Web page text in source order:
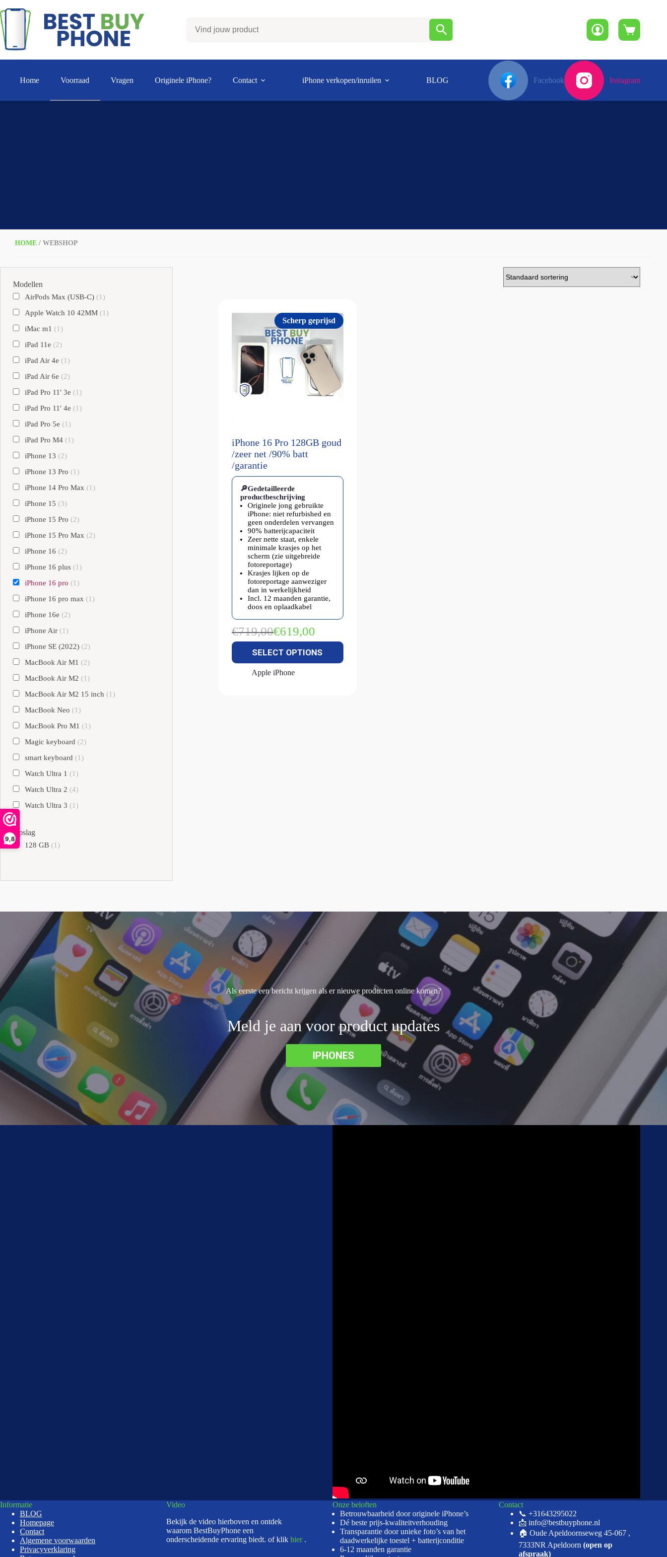
9,8
naar
de
inhoud
Winkelwagen
Home Voorraad Vragen Originele iPhone? Contact iPhone verkopen/inruilen BLOG Facebook Instagram
HOME / WEBSHOP
Scherp geprijsd
iPhone 16 Pro 128GB goud
/zeer net /90% batt
/garantie
🔎Gedetailleerde
productbeschrijving
Originele jong gebruikte
iPhone: niet refurbished en
geen onderdelen vervangen
90% batterijcapaciteit
Zeer nette staat, enkele
minimale krasjes op het
scherm (zie uitgebreide
fotoreportage)
Krasjes lijken op de
fotoreportage aanweziger
dan in werkelijkheid
Incl. 12 maanden garantie,
doos en oplaadkabel
€719,00Oorspronkelijke
prijs
was:
€719,00.
€619,00
Huidige
prijs
is:
€619,00.
SELECT OPTIONS
Apple iPhone
Modellen
AirPods Max (USB-C) (1)
Apple Watch 10 42MM (1)
iMac m1 (1)
iPad 11e (2)
iPad Air 4e (1)
iPad Air 6e (2)
iPad Pro 11' 3e (1)
iPad Pro 11' 4e (1)
iPad Pro 5e (1)
iPad Pro M4 (1)
iPhone 13 (2)
iPhone 13 Pro (1)
iPhone 14 Pro Max (1)
iPhone 15 (3)
iPhone 15 Pro (2)
iPhone 15 Pro Max (2)
iPhone 16 (2)
iPhone 16 plus (1)
iPhone 16 pro (1)
iPhone 16 pro max (1)
iPhone 16e (2)
iPhone Air (1)
iPhone SE (2022) (2)
MacBook Air M1 (2)
MacBook Air M2 (1)
MacBook Air M2 15 inch (1)
MacBook Neo (1)
MacBook Pro M1 (1)
Magic keyboard (2)
smart keyboard (1)
Watch Ultra 1 (1)
Watch Ultra 2 (4)
Watch Ultra 3 (1)
Opslag
128 GB (1)
Als eerste een bericht krijgen als er nieuwe producten online komen?
Meld je aan voor product updates
IPHONES
Informatie
BLOG
Homepage
Contact
Algemene voorwaarden
Privacyverklaring
Video
Bekijk de video hierboven en ontdek
waarom BestBuyPhone een
onderscheidende ervaring biedt. of klikhier .
Onze beloften
Betrouwbaarheid door originele iPhone’s
Dé beste prijs-kwaliteitverhouding
Transparantie door unieke foto’s van het
daadwerkelijke toestel + batterijconditie
6-12 maanden garantie
Contact
📞 +31643295022
📩 info@bestbuyphone.nl
🏠 Oude Apeldoornseweg 45-067 ,
7333NR Apeldoorn(open op
afspraak)